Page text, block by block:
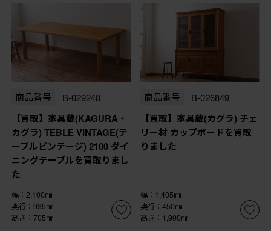
商品番号 B-029248
【買取】家具蔵(KAGURA・
カグラ) TEBLE VINTAGE(テ
ーブルビンテージ) 2100 ダイ
ニングテーブルを買取りまし
た
幅：2,100㎜
奥行：935㎜
高さ：705㎜
商品番号 B-026849
【買取】家具蔵(カグラ) チェ
リー材 カップボードを買取
りました
幅：1,405㎜
奥行：450㎜
高さ：1,900㎜